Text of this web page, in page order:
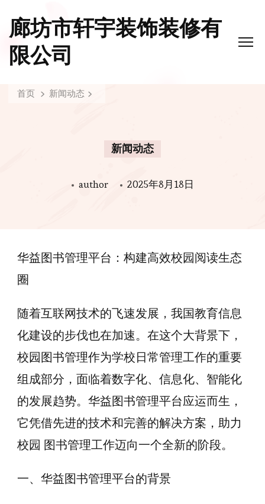
廊坊市轩宇装饰装修有
限公司
首页 新闻动态
新闻动态
author 2025年8月18日
华益图书管理平台：构建高效校园阅读生态
圈
随着互联网技术的飞速发展，我国教育信息
化建设的步伐也在加速。在这个大背景下，
校园图书管理作为学校日常管理工作的重要
组成部分，面临着数字化、信息化、智能化
的发展趋势。华益图书管理平台应运而生，
它凭借先进的技术和完善的解决方案，助力
校园 图书管理工作迈向一个全新的阶段。
一、华益图书管理平台的背景